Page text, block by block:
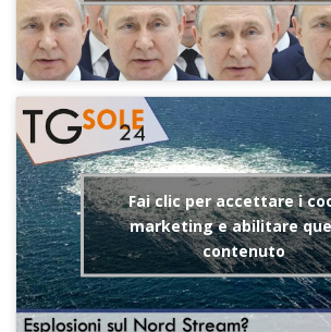
Fai clic per accettare i
marketing e abilitare
contenuto